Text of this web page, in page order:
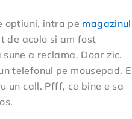
optiuni, intra pe magazinul
de acolo si am fost
a reclama. Doar zic.
telefonul pe mousepad. E
un call. Pfff, ce bine e sa